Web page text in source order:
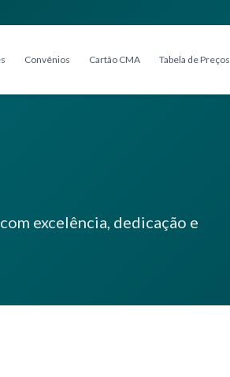
Convênios Cartão CMA Tabela de Preços
excelência, dedicação e